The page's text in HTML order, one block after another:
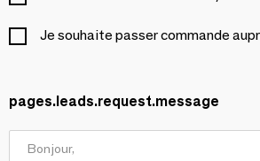
Je souhaite passer commande
pages.leads.request.message